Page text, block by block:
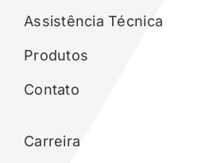
Assistência Técnica
Produtos
Contato
Carreira